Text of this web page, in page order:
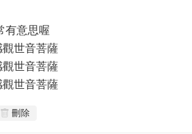
有意思喔
世音菩薩
世音菩薩
世音菩薩
刪除